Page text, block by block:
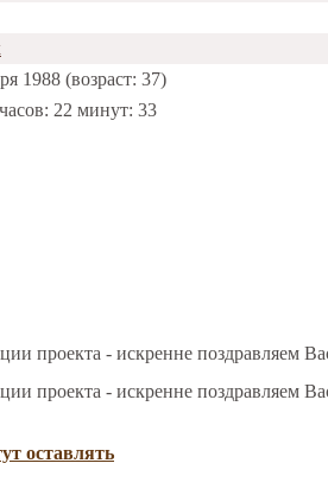
1988 (возраст: 37)
22 минут: 33
проекта - искренне поздравляем
проекта - искренне поздравляем
оставлять